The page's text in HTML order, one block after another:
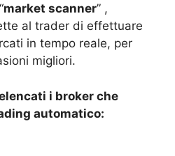
market scanner” ,
al trader di effettuare
in tempo reale, per
migliori.
i broker che
automatico: